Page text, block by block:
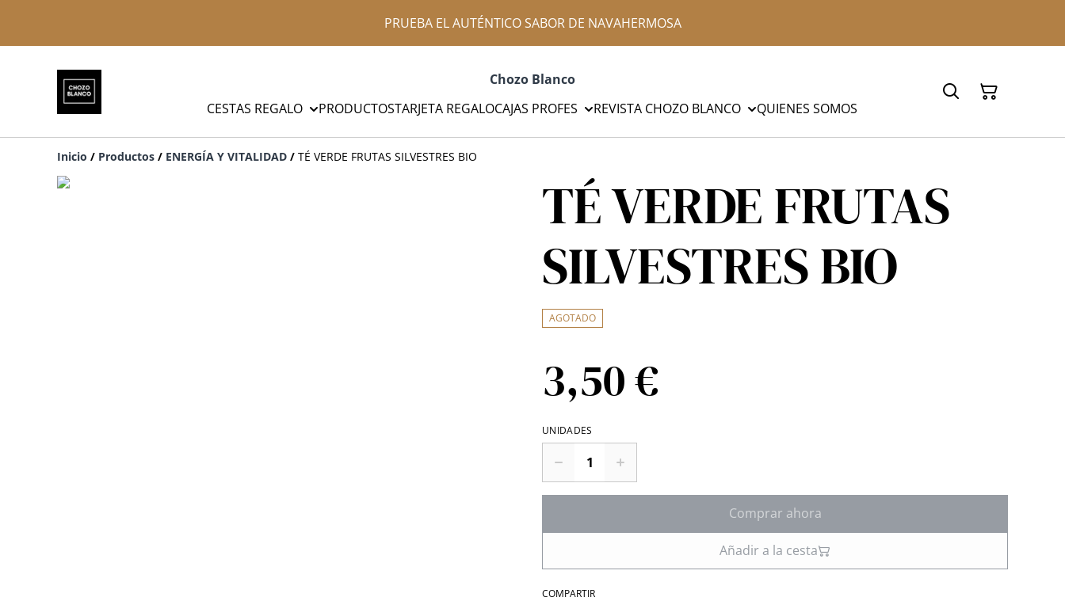
PRUEBA EL AUTÉNTICO SABOR DE NAVAHERMOSA
Chozo Blanco
CESTAS REGALO
PRODUCTOSTARJETA REGALOCAJAS PROFES REVISTA CHOZO BLANCO QUIENES SOMOS
Inicio / Productos / ENERGÍA Y VITALIDAD / TÉ VERDE FRUTAS SILVESTRES BIO
TÉ VERDE FRUTAS
SILVESTRES BIO
AGOTADO
3,50 €
UNIDADES
Comprar ahora
Añadir a la cesta
COMPARTIR